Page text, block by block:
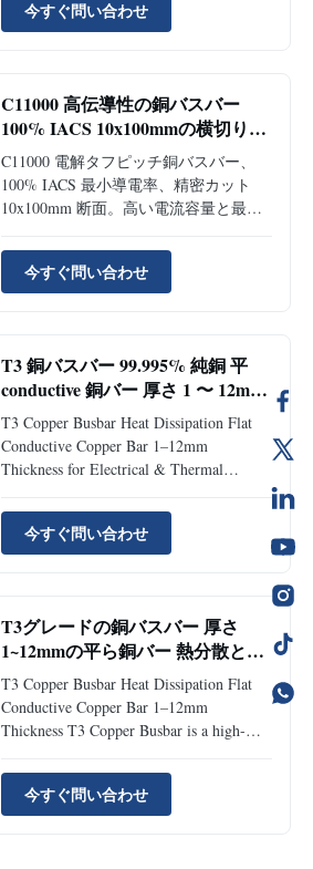
Processing Service Bending, Welding,
Decoiling, Cutting, Punching Application
今すぐ問い合わせ
C11000 高伝導性の銅バスバー
100% IACS 10x100mmの横切りに
電力を配送する
C11000 電解タフピッチ銅バスバー、
100% IACS 最小導電率、精密カット
10x100mm 断面。高い電流容量と最小
び中電圧の開閉装置配電システムに最
適です。
今すぐ問い合わせ
T3 銅バスバー 99.995% 純銅 平
conductive 銅バー 厚さ 1 〜 12mm
熱分散
T3 Copper Busbar Heat Dissipation Flat
Conductive Copper Bar 1–12mm
Thickness for Electrical & Thermal
Overview T3 Copper Busbar is a high-
conductivity flat copper bar designed for
heat dissipation and electrical conduction
今すぐ問い合わせ
T3グレードの銅バスバー 厚さ
1~12mmの平ら銅バー 熱分散と電
気用途用
T3 Copper Busbar Heat Dissipation Flat
Conductive Copper Bar 1–12mm
Thickness T3 Copper Busbar is a high-
heat dissipation and electrical conduction
applications. Manufactured from high-
purity copper material, it provides
今すぐ問い合わせ